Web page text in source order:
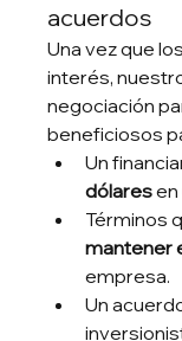
acuerdos
Una vez que
interés,
negociación
beneficiosos
Un
dólares en
Términos
mantener
empresa.
Un